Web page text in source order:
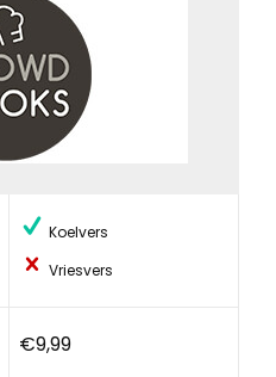
Koelvers
Vriesvers
€9,99